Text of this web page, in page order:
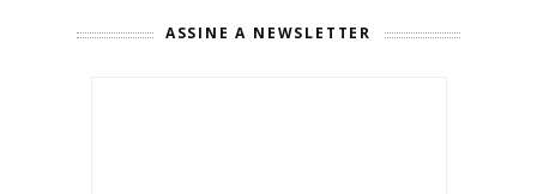
ASSINE A NEWSLETTER